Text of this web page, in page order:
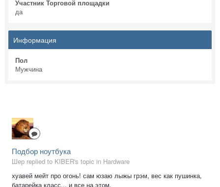
Участник Торговой площадки
да
Информация
Пол
Мужчина
Подбор ноутбука
Шер replied to KIBER's topic in Hardware
хуавей мейт про огонь! сам юзаю лыжы грэм, вес как пушинка,
батарейка класс... и все на этом.